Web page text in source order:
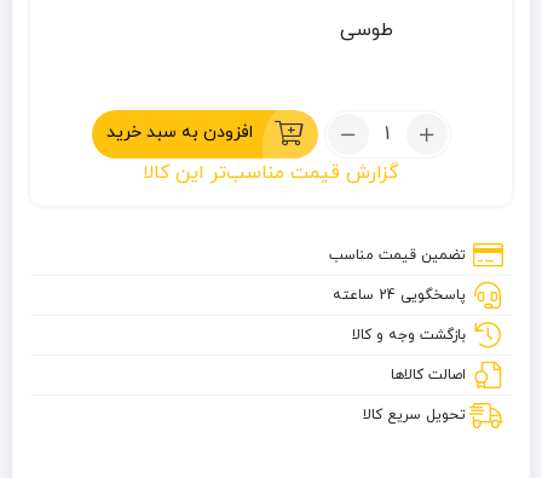
طوسی
تعداد:
ویتک
پیدا
کن
افزودن به سبد خرید
گزارش قیمت مناسب‌تر این کالا
تضمین قیمت مناسب
پاسخگویی 24 ساعته
بازگشت وجه و کالا
اصالت کالاها
تحویل سریع کالا